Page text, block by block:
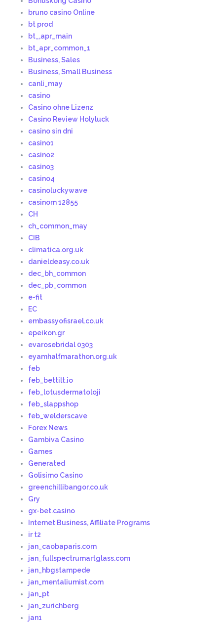
bruno casino Online
bt prod
bt_,apr_main
bt_apr_common_1
Business, Sales
Business, Small Business
canli_may
casino
Casino ohne Lizenz
Casino Review Holyluck
casino sin dni
casino1
casino2
casino3
casino4
casinoluckywave
casinom 12855
CH
ch_common_may
CIB
climatica.org.uk
danieldeasy.co.uk
dec_bh_common
dec_pb_common
e-fit
EC
embassyofisrael.co.uk
epeikon.gr
evarosebridal 0303
eyamhalfmarathon.org.uk
feb
feb_bettilt.io
feb_lotusdermatoloji
feb_slappshop
feb_welderscave
Forex News
Gambiva Casino
Games
Generated
Golisimo Casino
greenchillibangor.co.uk
Gry
gx-bet.casino
Internet Business, Affiliate Programs
ir t2
jan_caobaparis.com
jan_fullspectrumartglass.com
jan_hbgstampede
jan_mentaliumist.com
jan_pt
jan_zurichberg
jan1